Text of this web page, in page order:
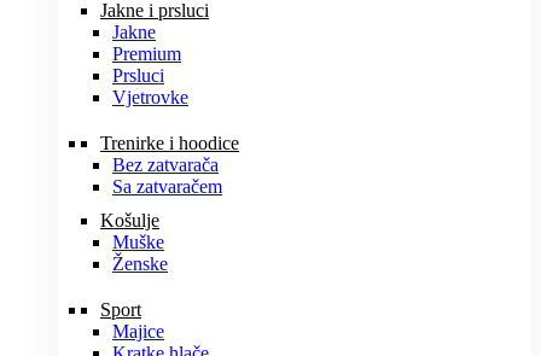
Jakne i prsluci
Jakne
Premium
Prsluci
Vjetrovke
Trenirke i hoodice
Bez zatvarača
Sa zatvaračem
Košulje
Muške
Ženske
Sport
Majice